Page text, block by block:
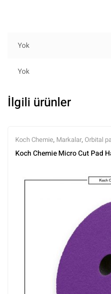
Yok
Yok
İlgili ürünler
Koch Chemie, Markalar, Orbital
Polisaj,Polisaj ve Parlatma,Tüm
Koch Chemie Micro Cut Pad